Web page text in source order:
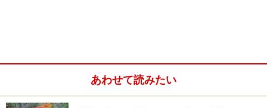
あわせて読みたい